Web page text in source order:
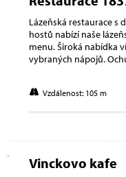
Lázeňská restaurace
hostů nabízí naše
menu. Široká nabídka
vybraných nápojů.
Vzdálenost: 105 m
Vinckovo kafe